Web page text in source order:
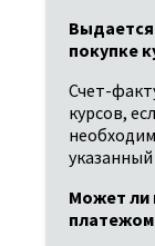
покупке
Счет-
курсов,
Может ли
платежом